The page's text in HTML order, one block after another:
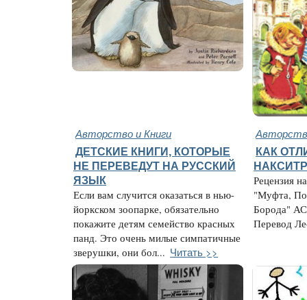
Авторство и Книги
ДЕТСКИЕ КНИГИ, КОТОРЫЕ
НЕ ПЕРЕВЕДУТ НА РУССКИЙ
ЯЗЫК
Если вам случится оказаться в нью-
йоркском зоопарке, обязательно
покажите детям семейство красных
панд. Это очень милые симпатичные
зверушки, они бол... Читать >>
КАК
Рецензия
"Муфта,
Борода"
Перевод